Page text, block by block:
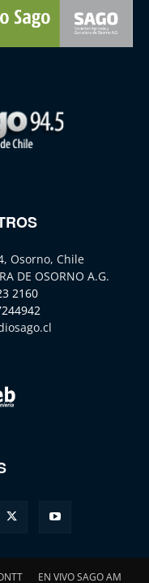
Osorno, Chile
DE OSORNO A.G.
2160
EN VIVO SAGO AM